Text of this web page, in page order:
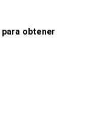
obtener